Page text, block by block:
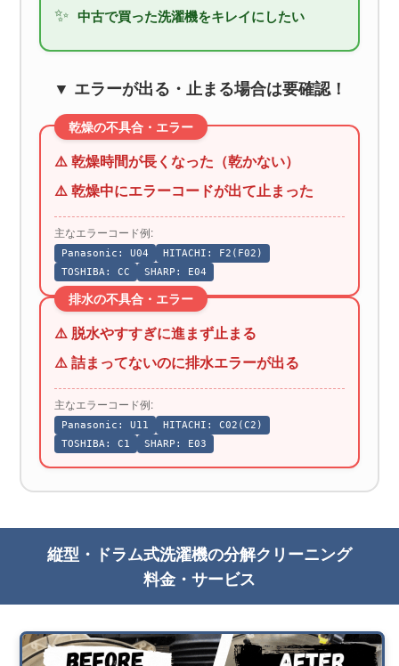
✨ 中古で買った洗濯機をキレイにしたい
▼ エラーが出る・止まる場合は要確認！
乾燥の不具合・エラー
⚠️ 乾燥時間が長くなった（乾かない）
⚠️ 乾燥中にエラーコードが出て止まった
主なエラーコード例:
Panasonic: U04
HITACHI: F2(F02)
TOSHIBA: CC
SHARP: E04
排水の不具合・エラー
⚠️ 脱水やすすぎに進まず止まる
⚠️ 詰まってないのに排水エラーが出る
主なエラーコード例:
Panasonic: U11
HITACHI: C02(C2)
TOSHIBA: C1
SHARP: E03
縦型・ドラム式洗濯機の分解クリーニング
料金・サービス